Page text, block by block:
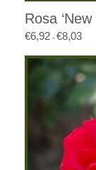
Rosa
€6,92 - €8,03
tot